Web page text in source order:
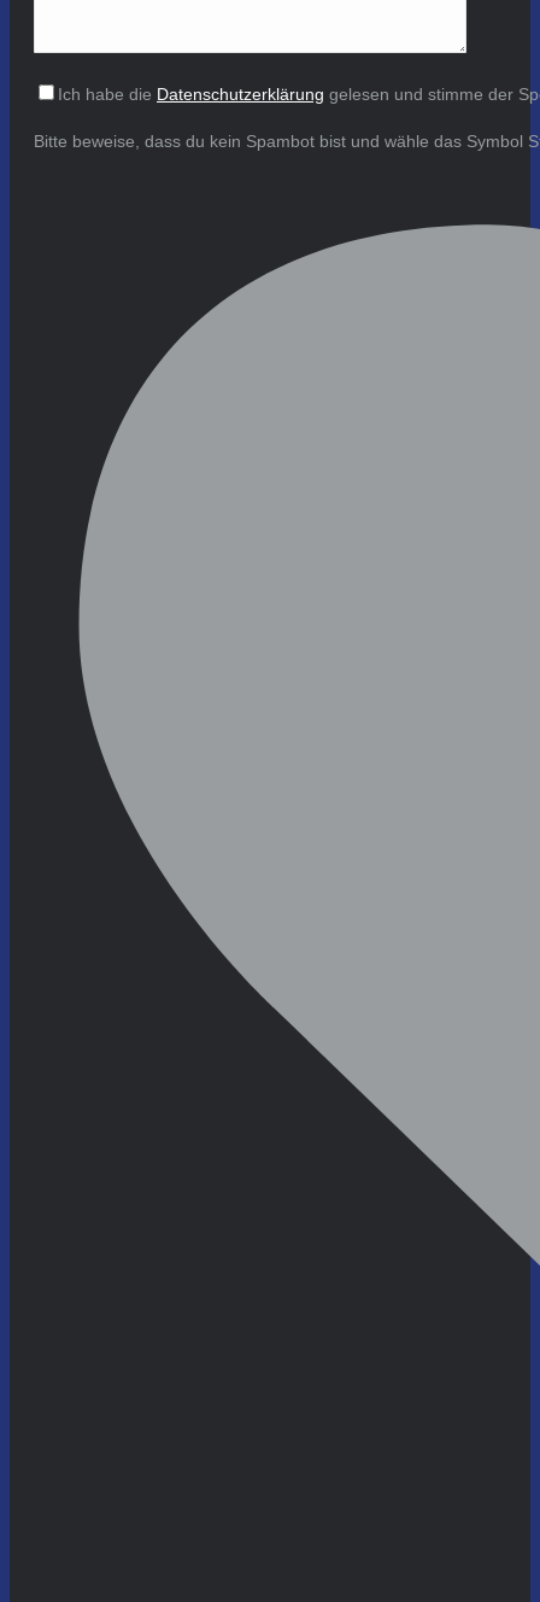
Ich habe die Datenschutzerklärung gelesen und stimme der
Bitte beweise, dass du kein Spambot bist und wähle das Symbol